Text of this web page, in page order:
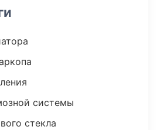
системы
стекла